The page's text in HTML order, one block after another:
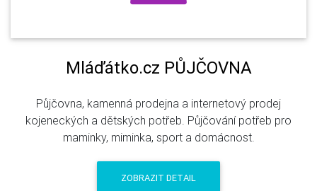
Mláďátko.cz PŮJČOVNA
Půjčovna, kamenná prodejna a internetový prodej
kojeneckých a dětských potřeb. Půjčování potřeb pro
maminky, miminka, sport a domácnost.
ZOBRAZIT DETAIL